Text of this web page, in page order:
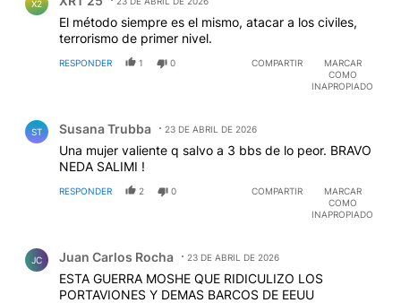
X2
El método siempre es el mismo, atacar a los civiles,
terrorismo de primer nivel.
RESPONDER 1 0 COMPARTIR
MARCAR
COMO
INAPROPIADO
ST Susana Trubba 23 DE ABRIL DE 2026
Una mujer valiente q salvo a 3 bbs de lo peor. BRAVO
NEDA SALIMI !
RESPONDER 2 0 COMPARTIR
MARCAR
COMO
INAPROPIADO
JC Juan Carlos Rocha 23 DE ABRIL DE 2026
ESTA GUERRA MOSHE QUE RIDICULIZO LOS
PORTAVIONES Y DEMAS BARCOS DE EEUU